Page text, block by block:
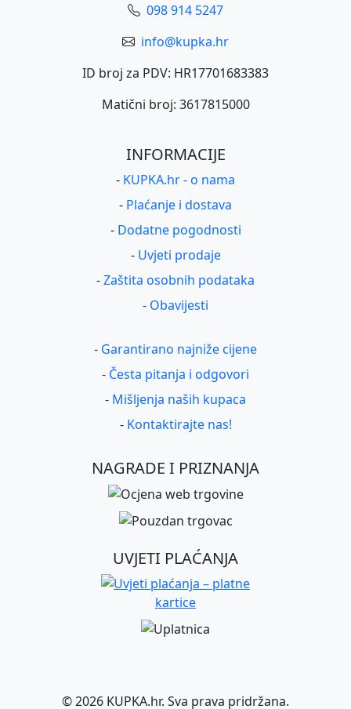
098 914 5247
info@kupka.hr
ID broj za PDV: HR17701683383
Matični broj: 3617815000
INFORMACIJE
- KUPKA.hr - o nama
- Plaćanje i dostava
- Dodatne pogodnosti
- Uvjeti prodaje
-Zaštita osobnih podataka
- Obavijesti
- Garantirano najniže cijene
- Česta pitanja i odgovori
- Mišljenja naših kupaca
- Kontaktirajte nas!
NAGRADE I PRIZNANJA
UVJETI PLAĆANJA
©2026 KUPKA.hr. Sva prava pridržana.